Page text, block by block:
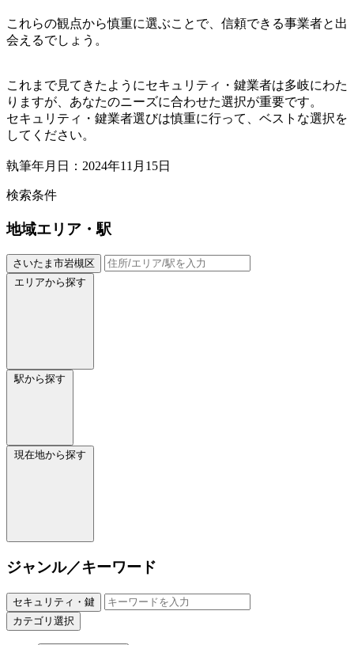
これらの観点から慎重に選ぶことで、信頼できる事業者と出
会えるでしょう。
これまで見てきたようにセキュリティ・鍵業者は多岐にわた
りますが、あなたのニーズに合わせた選択が重要です。
セキュリティ・鍵業者選びは慎重に行って、ベストな選択を
してください。
執筆年月日：2024年11月15日
検索条件
地域エリア・駅
さいたま市岩槻区
エリアから探す
駅から探す
現在地から探す
ジャンル／キーワード
セキュリティ・鍵
カテゴリ選択